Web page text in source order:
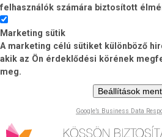
felhasználók számára biztosított
Marketing sütik
A marketing célú sütiket különböző
akik az Ön érdeklődési körének
meg.
Beállítások
Google’s Business Data
Ugrás